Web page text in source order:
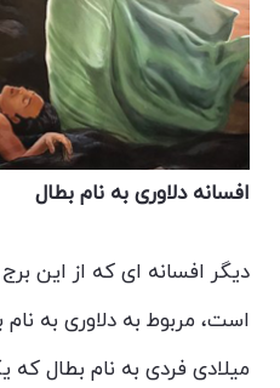
افسانه دلاوری به نام بطال
دیگر افسانه ای که از این
است، مربوط به دلاوری به
میلادی فردی به نام بطال